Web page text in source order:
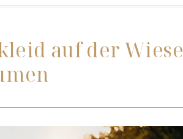
auf der Wiese